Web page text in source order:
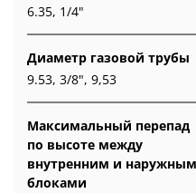
6.35, 1/4"
Диаметр газовой трубы
9.53, 3/8", 9,53
Максимальный перепад
по высоте между
внутренним и наружным
блоками